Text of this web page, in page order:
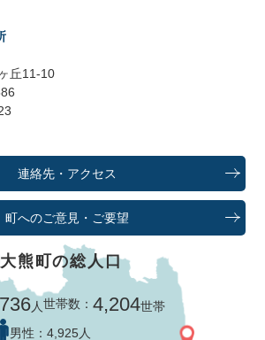
丘11-10
連絡先・アクセス
町へのご意見・ご要望
大熊町の総人口
人世帯数：4,204世帯
男性： 4,925人